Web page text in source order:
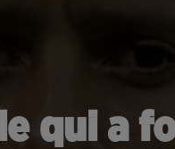
qui a